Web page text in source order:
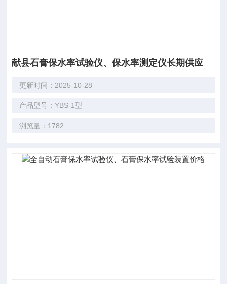
献县石膏保水率试验仪、保水率测定仪长期供应
更新时间：2025-10-28
产品型号：YBS-1型
浏览量：1782